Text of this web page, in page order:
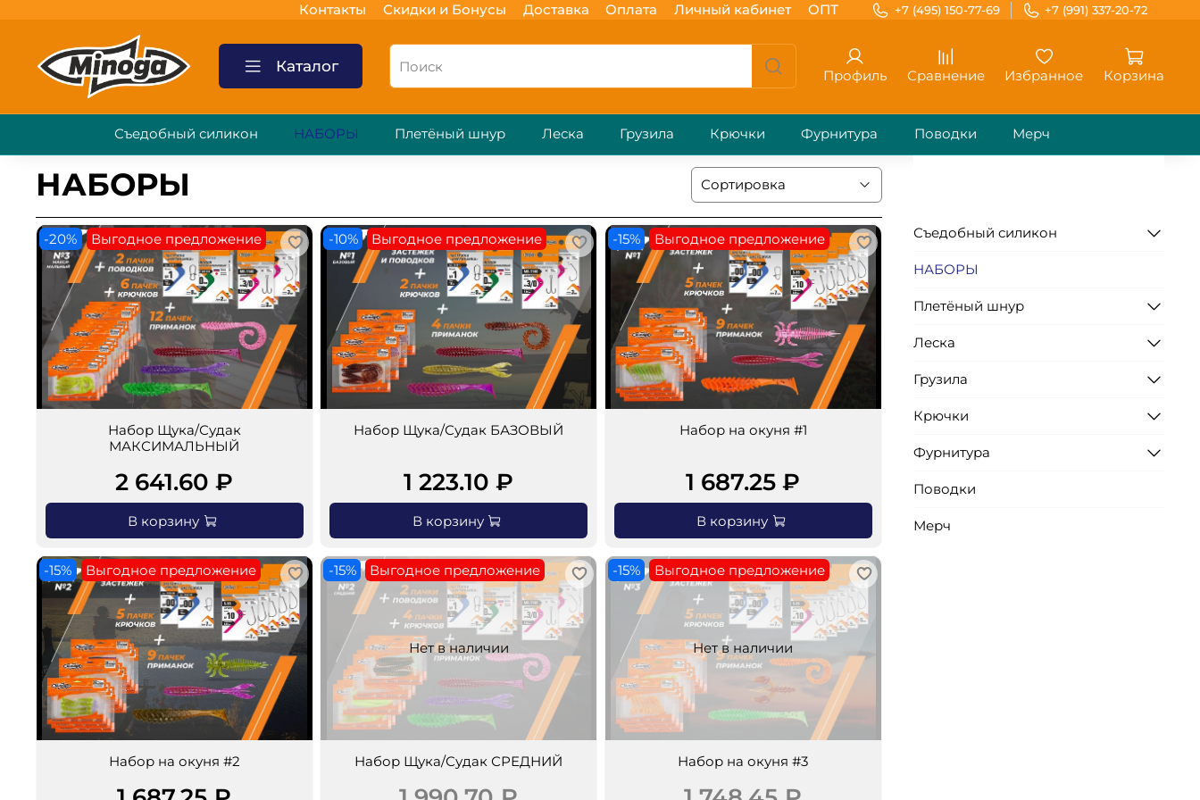
Контакты Скидки и Бонусы Доставка Оплата Личный кабинет ОПТ +7 (495) 150-77-69 +7 (991) 337-20-72
Каталог
Профиль Сравнение Избранное Корзина
Съедобный силикон НАБОРЫ Плетёный шнур Леска Грузила Крючки Фурнитура Поводки Мерч
НАБОРЫ
-20% Выгодное предложение
Набор Щука/Судак
МАКСИМАЛЬНЫЙ
2 641.60 ₽
В корзину
-10% Выгодное предложение
Набор Щука/Судак БАЗОВЫЙ
1 223.10 ₽
В корзину
-15% Выгодное предложение
Набор на окуня #1
1 687.25 ₽
В корзину
-15% Выгодное предложение
Набор на окуня #2
Нет в наличии
-15% Выгодное предложение
Набор Щука/Судак СРЕДНИЙ
Нет в наличии
-15% Выгодное предложение
Набор на окуня #3
Съедобный силикон
НАБОРЫ
Плетёный шнур
Леска
Грузила
Крючки
Фурнитура
Поводки
Мерч